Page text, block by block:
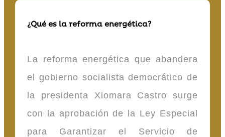
¿Qué es la reforma energética?
La reforma energética que abandera
el gobierno socialista democrático de
la presidenta Xiomara Castro surge
con la aprobación de la Ley Especial
para Garantizar el Servicio de